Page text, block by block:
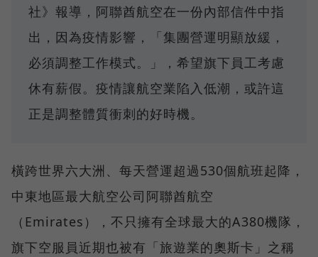
社》報導，阿聯酋航空在一份內部信件中指
出，因為疫情影響，「集團營運明顯放緩，
必須調整工作模式。」，希望旗下員工考慮
休有薪假。疫情讓航空業陷入低潮，或許這
正是調整體質衝刺的好時機。
橫跨世界六大洲、每天營運超過530個航班起降，
中東地區最大航空公司阿聯酋航空
（Emirates），不只擁有全球最大的A380機隊，
旗下空服員近期也被有「旅遊業的奧斯卡」之稱